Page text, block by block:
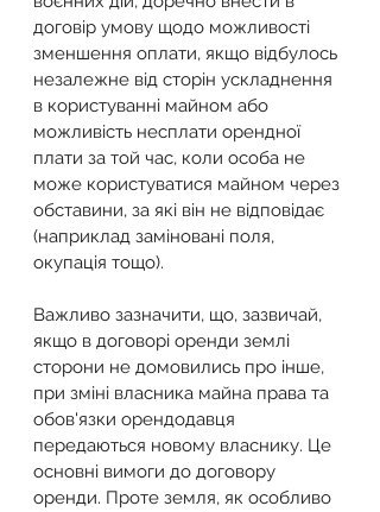
договір умову щодо можливості
зменшення оплати, якщо відбулось
незалежне від сторін ускладнення
в користуванні майном або
можливість несплати орендної
плати за той час, коли особа не
може користуватися майном через
обставини, за які він не відповідає
(наприклад заміновані поля,
окупація тощо).
Важливо зазначити, що, зазвичай,
якщо в договорі оренди землі
сторони не домовились про інше,
при зміні власника майна права та
обов'язки орендодавця
передаються новому власнику. Це
основні вимоги до договору
оренди. Проте земля, як особливо